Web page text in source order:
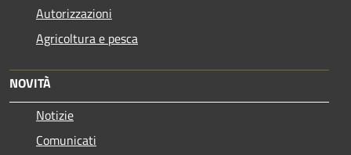
Autorizzazioni
Agricoltura e pesca
NOVITÀ
Notizie
Comunicati